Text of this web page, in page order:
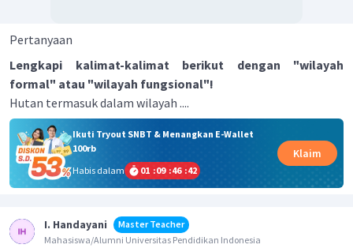
Pertanyaan
Lengkapi kalimat-kalimat berikut dengan "wilayah
formal" atau "wilayah fungsional"!
Hutan termasuk dalam wilayah ....
Ikuti Tryout SNBT & Menangkan E-Wallet
100rb
Habis dalam
01 :09 :46 :42
Klaim
I. Handayani
Master Teacher
Mahasiswa/Alumni Universitas Pendidikan Indonesia